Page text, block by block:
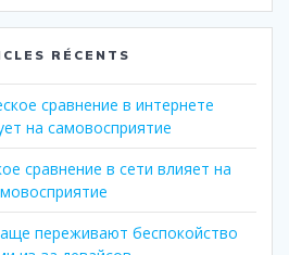
:
RÉCENTS
сравнение в интернете
на самовосприятие
сравнение в сети влияет на
переживают беспокойство